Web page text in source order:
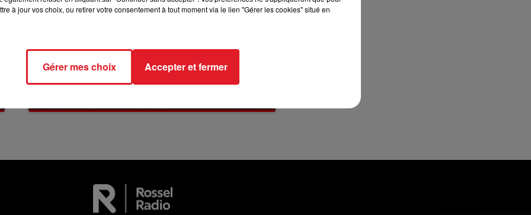
13 juillet 2026
La victime a coulé à pic
à jour vos choix, ou retirer votre consentement à tout moment via le lien "Gérer les cookies" situé en
Gérer mes choix Accepter et fermer